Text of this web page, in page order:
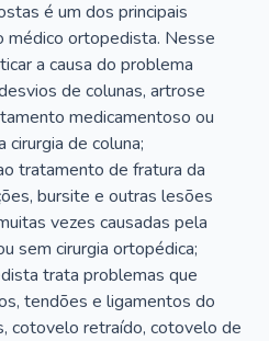
é um dos principais
médico ortopedista. Nesse
a causa do problema
de colunas, artrose
medicamentoso ou
cirurgia de coluna;
tratamento de fratura da
bursite e outras lesões
vezes causadas pela
sem cirurgia ortopédica;
trata problemas que
tendões e ligamentos do
cotovelo retraído, cotovelo de